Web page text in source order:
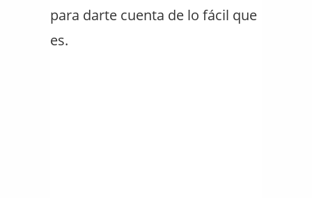
para darte cuenta de lo fácil que
es.